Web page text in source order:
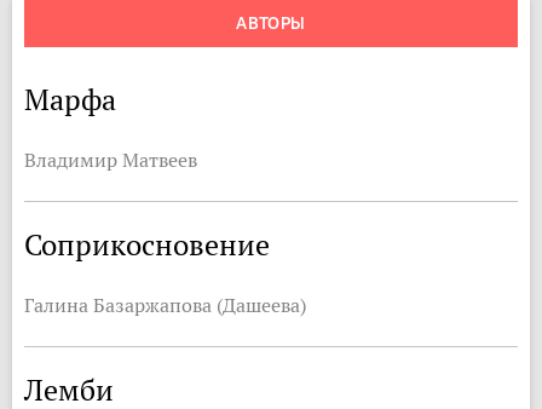
АВТОРЫ
Марфа
Владимир Матвеев
Соприкосновение
Галина Базаржапова (Дашеева)
Лемби